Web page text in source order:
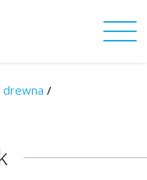
drewna /